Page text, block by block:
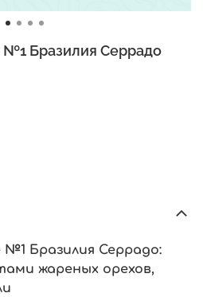
№1 Бразилия Серрадо
Бразилия Серрадо:
жареных орехов,